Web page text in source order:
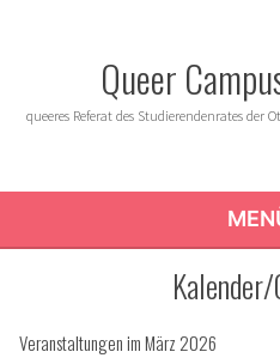
Queer
queeres Referat des Studierendenrates der
Veranstaltungen im März 2026